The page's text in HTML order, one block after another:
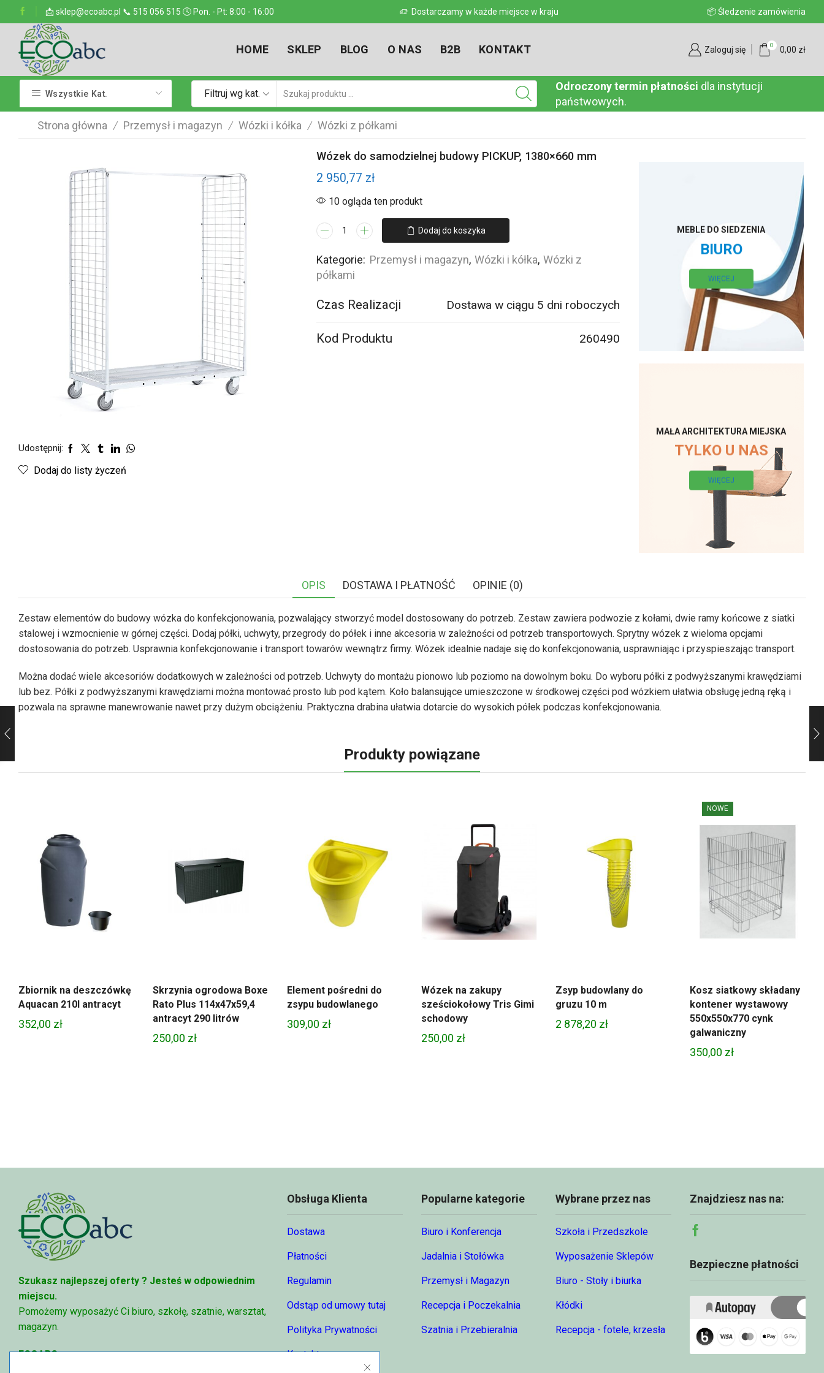
📩 sklep@ecoabc.pl 📞 515 056 515 🕓 Pon. - Pt: 8:00 - 16:00
w kraju Dostarczamy w każde miejsce w kraju Dostarczamy w każde miejsce w kraju 📦 Śledzenie zamówienia
HOME SKLEP BLOG O NAS B2B KONTAKT Zaloguj się 0 0,00 zł
Wszystkie Kat. Filtruj wg kat.
wyszukiwania
Odroczony termin płatności dla instytucji
państwowych.
Strona główna / Przemysł i magazyn / Wózki i kółka / Wózki z półkami
Udostępnij:
Dodaj do listy życzeń
Wózek do samodzielnej budowy PICKUP, 1380×660 mm
2 950,77 zł
10 ogląda ten produkt
ilość
do
samodzielnej
PICKUP,
1380x660
mm
Dodaj do koszyka
Kategorie: Przemysł i magazyn, Wózki i kółka, Wózki z
półkami
Czas Realizacji Dostawa w ciągu 5 dni roboczych
Kod Produktu 260490
MEBLE DO SIEDZENIA
BIURO
WIĘCEJ
MAŁA ARCHITEKTURA MIEJSKA
TYLKO U NAS
WIĘCEJ
OPIS DOSTAWA I PŁATNOŚĆ OPINIE (0)
Zestaw elementów do budowy wózka do konfekcjonowania, pozwalający stworzyć model dostosowany do potrzeb. Zestaw zawiera podwozie z kołami, dwie ramy końcowe z siatki
stalowej i wzmocnienie w górnej części. Dodaj półki, uchwyty, przegrody do półek i inne akcesoria w zależności od potrzeb transportowych. Sprytny wózek z wieloma opcjami
dostosowania do potrzeb. Usprawnia konfekcjonowanie i transport towarów wewnątrz firmy. Wózek idealnie nadaje się do konfekcjonowania, usprawniając i przyspieszając transport.
Można dodać wiele akcesoriów dodatkowych w zależności od potrzeb. Uchwyty do montażu pionowo lub poziomo na dowolnym boku. Do wyboru półki z podwyższanymi krawędziami
lub bez. Półki z podwyższanymi krawędziami można montować prosto lub pod kątem. Koło balansujące umieszczone w środkowej części pod wózkiem ułatwia obsługę jedną ręką i
pozwala na sprawne manewrowanie nawet przy dużym obciążeniu. Praktyczna drabina ułatwia dotarcie do wysokich półek podczas konfekcjonowania.
Produkty powiązane
Zbiornik na deszczówkę
Aquacan 210l antracyt
352,00 zł
Skrzynia ogrodowa Boxe
Rato Plus 114x47x59,4
antracyt 290 litrów
250,00 zł
Element pośredni do
zsypu budowlanego
309,00 zł
Wózek na zakupy
sześciokołowy Tris Gimi
schodowy
250,00 zł
Zsyp budowlany do
gruzu 10 m
2 878,20 zł
NOWE
Kosz siatkowy składany
kontener wystawowy
550x550x770 cynk
galwaniczny
350,00 zł
Szukasz najlepszej oferty ? Jesteś w odpowiednim
miejscu.
Pomożemy wyposażyć Ci biuro, szkołę, szatnie, warsztat,
magazyn.
ECOABC
Obsługa Klienta
Dostawa
Płatności
Regulamin
Odstąp od umowy tutaj
Polityka Prywatności
Kontakt
Popularne kategorie
Biuro i Konferencja
Jadalnia i Stołówka
Przemysł i Magazyn
Recepcja i Poczekalnia
Szatnia i Przebieralnia
Wybrane przez nas
Szkoła i Przedszkole
Wyposażenie Sklepów
Biuro - Stoły i biurka
Kłódki
Recepcja - fotele, krzesła
Znajdziesz nas na:
Facebook
Bezpieczne płatności